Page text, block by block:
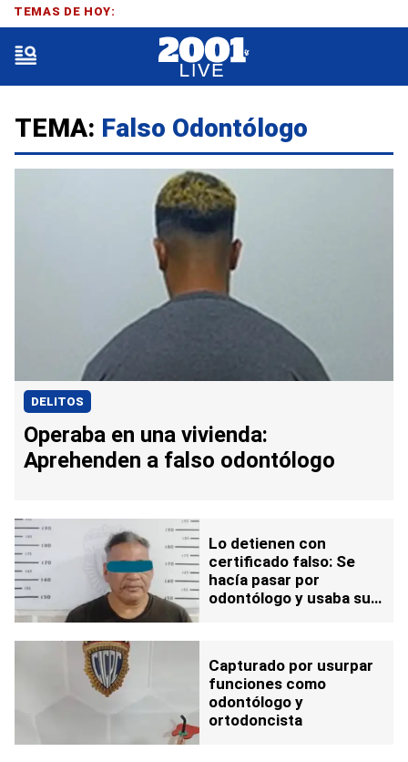
TEMA: Falso Odontólogo
DELITOS
Operaba en una vivienda:
Aprehenden a falso odontólogo
Lo detienen con
certificado falso: Se
hacía pasar por
odontólogo y usaba su
Capturado por usurpar
funciones como
odontólogo y
ortodoncista
TEMAS DE HOY: